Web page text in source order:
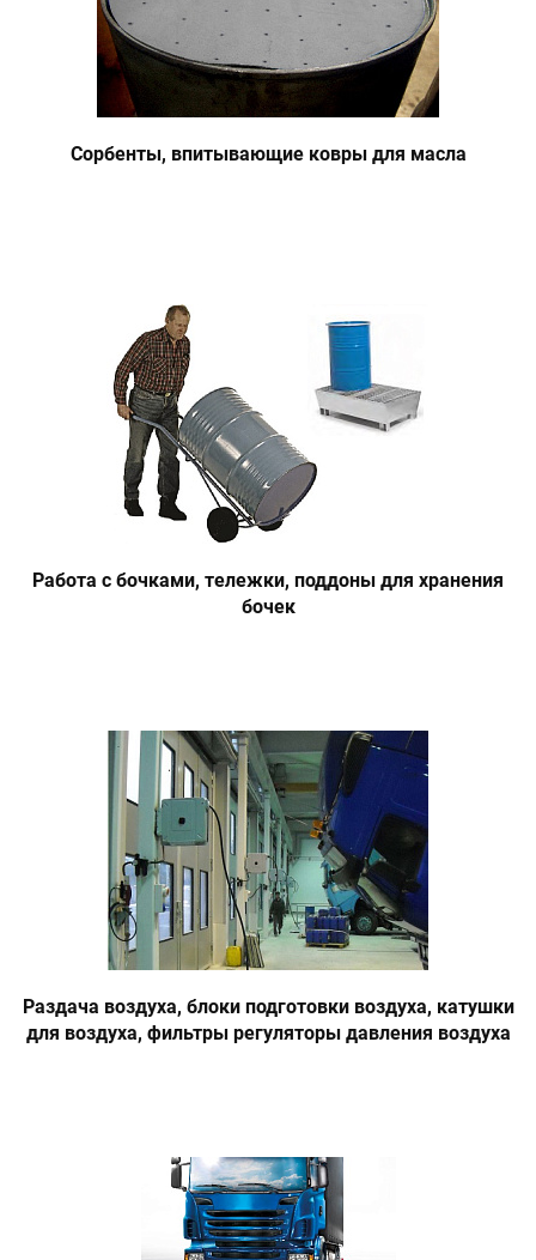
Сорбенты, впитывающие ковры для масла
Работа с бочками, тележки, поддоны для хранения
бочек
Раздача воздуха, блоки подготовки воздуха, катушки
для воздуха, фильтры регуляторы давления воздуха